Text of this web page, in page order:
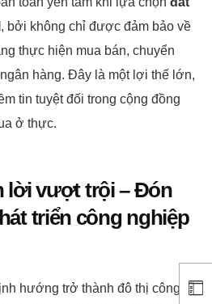
, bởi không chỉ được đảm bảo về
thực hiện mua bán, chuyển
hàng. Đây là một lợi thế lớn,
tin tuyệt đối trong cộng đồng
ở thực.
lời vượt trội – Đón
triển công nghiệp
hướng trở thành đô thị công